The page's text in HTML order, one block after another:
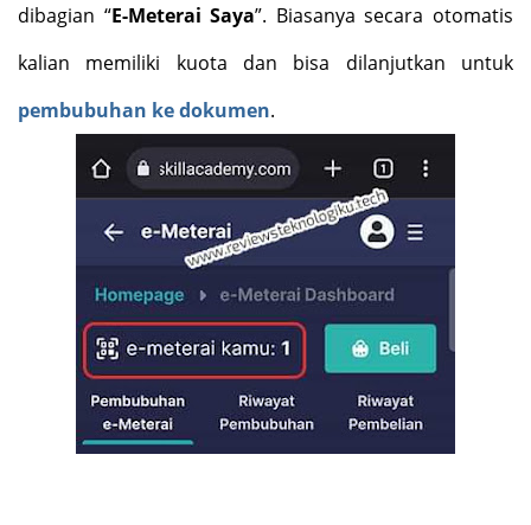
dibagian “E-Meterai Saya”. Biasanya secara otomatis
kalian memiliki kuota dan bisa dilanjutkan untuk
pembubuhan ke dokumen.